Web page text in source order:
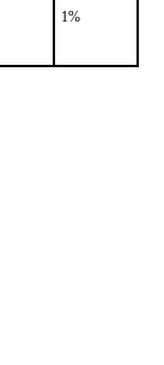
1%